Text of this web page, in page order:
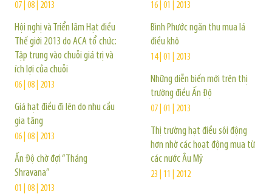
07 | 08 | 2013
Hội nghị và Triển lãm Hạt điều
Thế giới 2013 do ACA tổ chức:
Tập trung vào chuỗi giá trị và
ích lợi của chuỗi
06 | 08 | 2013
Giá hạt điều đi lên do nhu cầu
gia tăng
06 | 08 | 2013
Ấn Độ chờ đợi “Tháng
Shravana”
01 | 08 | 2013
16 | 01 | 2013
Bình Phước ngăn thu mua lá
điều khô
14 | 01 | 2013
Những diễn biến mới trên thị
trường điều Ấn Độ
07 | 01 | 2013
Thị trường hạt điều sôi động
hơn nhờ các hoạt động mua từ
các nước Âu Mỹ
23 | 11 | 2012